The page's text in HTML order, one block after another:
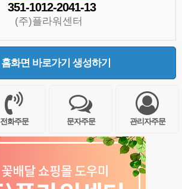
351-1012-2041-13
(주)플라워센터
홈화면 바로가기 생성하기
전화주문 문자주문 관리자주문